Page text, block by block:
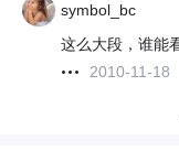
symbol_bc
这么大段，谁能
2010-11-18